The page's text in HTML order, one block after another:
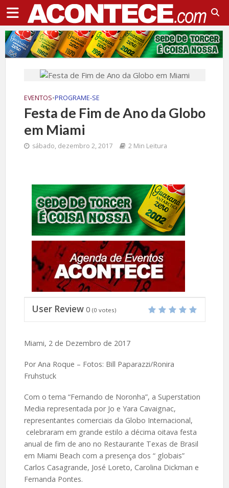
EVENTOS•PROGRAME-SE
Festa de Fim de Ano da Globo
em Miami
sábado, dezembro 2, 2017 2 Min Leitura
User Review 0 (0 votes)
Miami, 2 de Dezembro de 2017
Por Ana Roque – Fotos: Bill Paparazzi/Ronira
Fruhstuck
Com o tema “Fernando de Noronha”, a Superstation
Media representada por Jo e Yara Cavaignac,
representantes comerciais da Globo Internacional,
celebraram em grande estilo a décima oitava festa
anual de fim de ano no Restaurante Texas de Brasil
em Miami Beach com a presença dos “ globais”
Carlos Casagrande, José Loreto, Carolina Dickman e
Fernanda Pontes.